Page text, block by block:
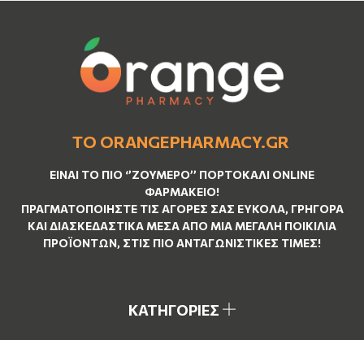
ΤΟ ORANGEPHARMACY.GR
ΕΊΝΑΙ ΤO ΠΙΟ ‘’ΖΟΥΜΕΡΌ’’ ΠΟΡΤΟΚΑΛΊ ΟNLINE
ΦΑΡΜΑΚΕΊΟ!
ΠΡΑΓΜΑΤΟΠΟΙΉΣΤΕ ΤΙΣ ΑΓΟΡΈΣ ΣΑΣ ΕΎΚΟΛΑ, ΓΡΉΓΟΡΑ
ΚΑΙ ΔΙΑΣΚΕΔΑΣΤΙΚΆ ΜΈΣΑ ΑΠΌ ΜΙΑ ΜΕΓΆΛΗ ΠΟΙΚΙΛΊΑ
ΠΡΟΪΌΝΤΩΝ, ΣΤΙΣ ΠΙΟ ΑΝΤΑΓΩΝΙΣΤΙΚΈΣ ΤΙΜΈΣ!
ΚΑΤΗΓΟΡΙΕΣ